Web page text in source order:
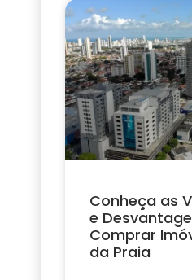
Conheça as
e
Comprar
da Praia